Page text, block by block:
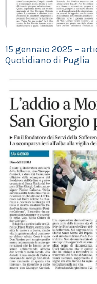
15 gennaio 2025 –
Quotidiano di Puglia